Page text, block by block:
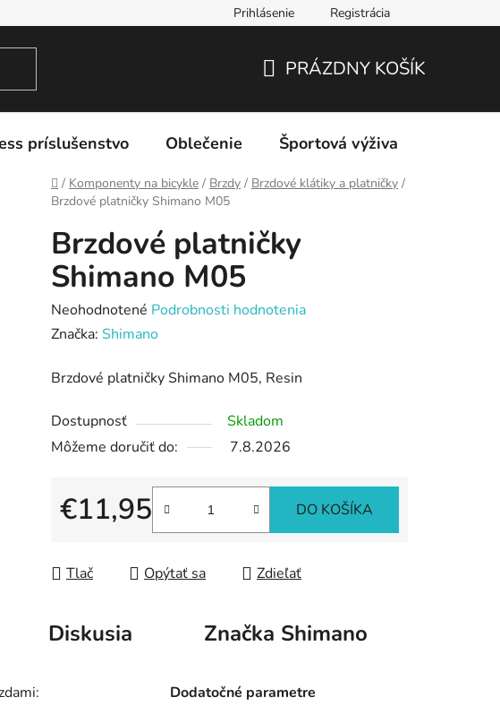
Prihlásenie Registrácia
KOŠÍK
PRÁZDNY KOŠÍK
príslušenstvo Oblečenie Športová výživa
Domov
/ Komponenty na bicykle / Brzdy / Brzdové klátiky a platničky /
Brzdové platničky Shimano M05
Brzdové platničky
Shimano M05
Priemerné
hodnotenie
je
z
5
Neohodnotené Podrobnosti hodnotenia
Značka: Shimano
Brzdové platničky Shimano M05, Resin
Dostupnosť
Skladom
Môžeme doručiť do:
7.8.2026
€11,95
Jednotková cena:
DO KOŠÍKA
Tlač Opýtať sa Zdieľať
Diskusia Značka Shimano
Dodatočné parametre